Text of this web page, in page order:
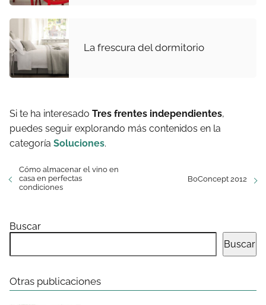
La frescura del dormitorio
Si te ha interesado Tres frentes independientes,
puedes seguir explorando más contenidos en la
categoría Soluciones.
Cómo almacenar el vino en
casa en perfectas
condiciones
BoConcept 2012
Buscar
Buscar
Otras publicaciones